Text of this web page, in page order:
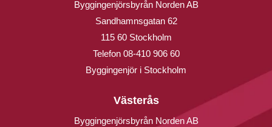
Byggingenjörsbyrån Norden AB
Sandhamnsgatan 62
115 60 Stockholm
Telefon 08-410 906 60
Byggingenjör i Stockholm
Västerås
Byggingenjörsbyrån Norden AB